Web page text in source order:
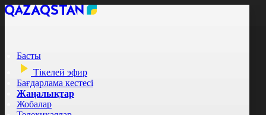
Басты
Тікелей эфир
Бағдарлама кестесі
Жаңалықтар
Жобалар